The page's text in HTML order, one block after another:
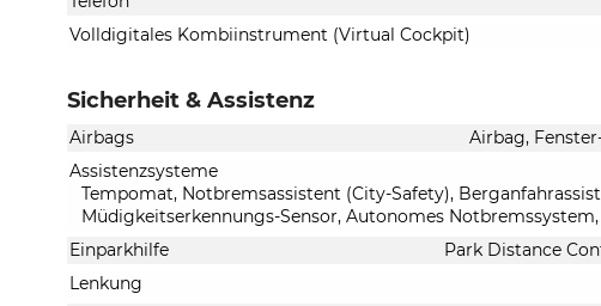
Volldigitales Kombiinstrument (Virtual Cockpit)
Sicherheit & Assistenz
Airbags
Airbag,
Assistenzsysteme
Tempomat, Notbremsassistent (City-Safety),
Müdigkeitserkennungs-Sensor, Autonomes
Einparkhilfe
Park Distance
Lenkung